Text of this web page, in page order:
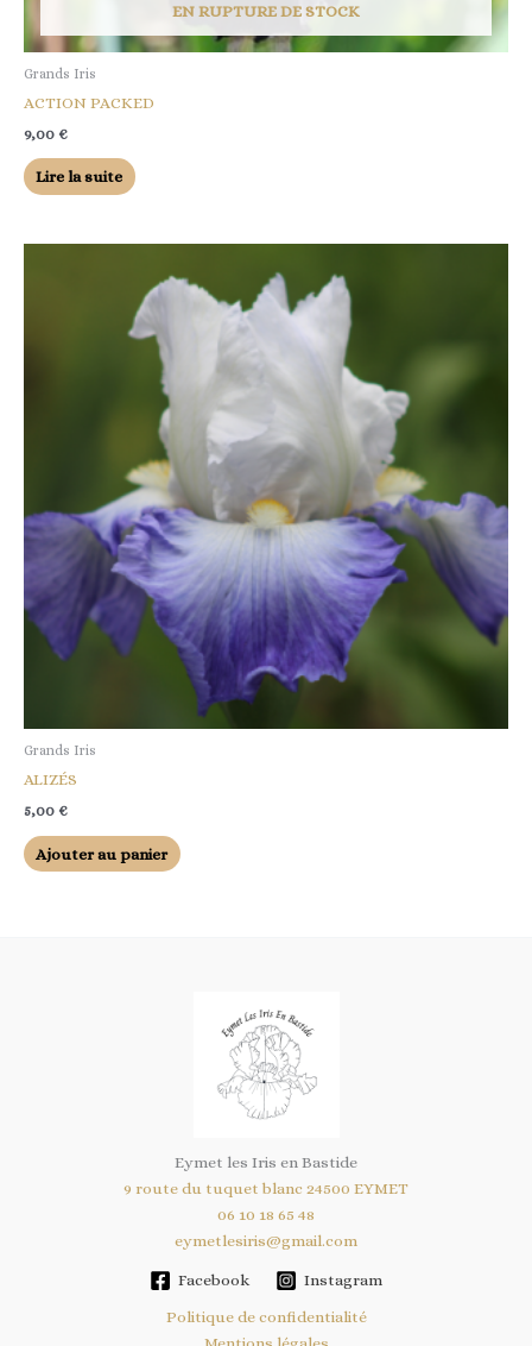
EN RUPTURE DE STOCK
Grands Iris
ACTION PACKED
9,00 €
Lire la suite
Grands Iris
ALIZÉS
5,00 €
Ajouter au panier
Eymet les Iris en Bastide
9 route du tuquet blanc 24500 EYMET
06 10 18 65 48
eymetlesiris@gmail.com
Facebook Instagram
Politique de confidentialité